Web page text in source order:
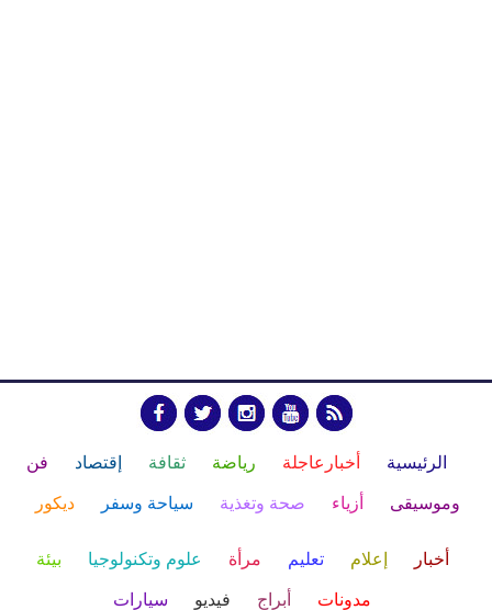
الرئيسية أخبارعاجلة رياضة ثقافة إقتصاد فن
وموسيقى أزياء صحة وتغذية سياحة وسفر ديكور
أخبار إعلام تعليم مرأة علوم وتكنولوجيا بيئة
مدونات أبراج فيديو سيارات